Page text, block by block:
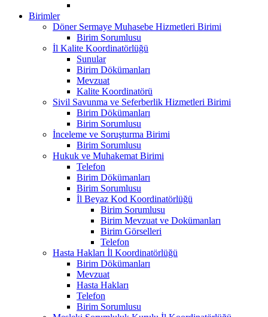
Birimler
Döner Sermaye Muhasebe Hizmetleri Birimi
Birim Sorumlusu
İl Kalite Koordinatörlüğü
Sunular
Birim Dökümanları
Mevzuat
Kalite Koordinatörü
Sivil Savunma ve Seferberlik Hizmetleri Birimi
Birim Dökümanları
Birim Sorumlusu
İnceleme ve Soruşturma Birimi
Birim Sorumlusu
Hukuk ve Muhakemat Birimi
Telefon
Birim Dökümanları
Birim Sorumlusu
İl Beyaz Kod Koordinatörlüğü
Birim Sorumlusu
Birim Mevzuat ve Dokümanları
Birim Görselleri
Telefon
Hasta Hakları İl Koordinatörlüğü
Birim Dökümanları
Mevzuat
Hasta Hakları
Telefon
Birim Sorumlusu